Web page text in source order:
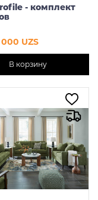
- комплект
UZS
В корзину